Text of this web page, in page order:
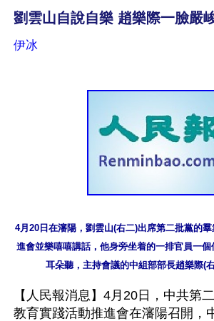
劉雲山自說自樂 趙樂際一臉嚴
伊冰
4月20日在瀋陽，劉雲山(右二)出席第二批黨的
進會並樂嘻嘻講話，他身旁坐着的一排官員一
耳朵聽，主持會議的中組部部長趙樂際(
【人民報消息】4月20日，中共第
教育實踐活動推進會在瀋陽召開，